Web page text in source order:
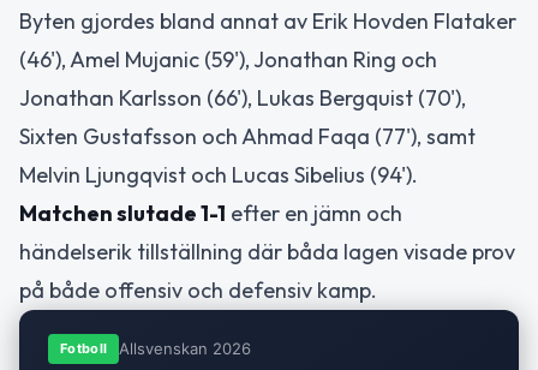
Byten gjordes bland annat av Erik Hovden Flataker
(46'), Amel Mujanic (59'), Jonathan Ring och
Jonathan Karlsson (66'), Lukas Bergquist (70'),
Sixten Gustafsson och Ahmad Faqa (77'), samt
Melvin Ljungqvist och Lucas Sibelius (94').
Matchen slutade 1-1 efter en jämn och
händelserik tillställning där båda lagen visade prov
på både offensiv och defensiv kamp.
Fotboll Allsvenskan 2026